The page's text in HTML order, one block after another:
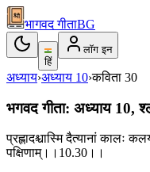
भागवद गीताBG
हिं
लॉग इन
अध्याय›अध्याय 10›कविता 30
भगवद गीता: अध्याय 10,
प्रह्लादश्चास्मि दैत्यानां कालः
पक्षिणाम्।।10.30।।